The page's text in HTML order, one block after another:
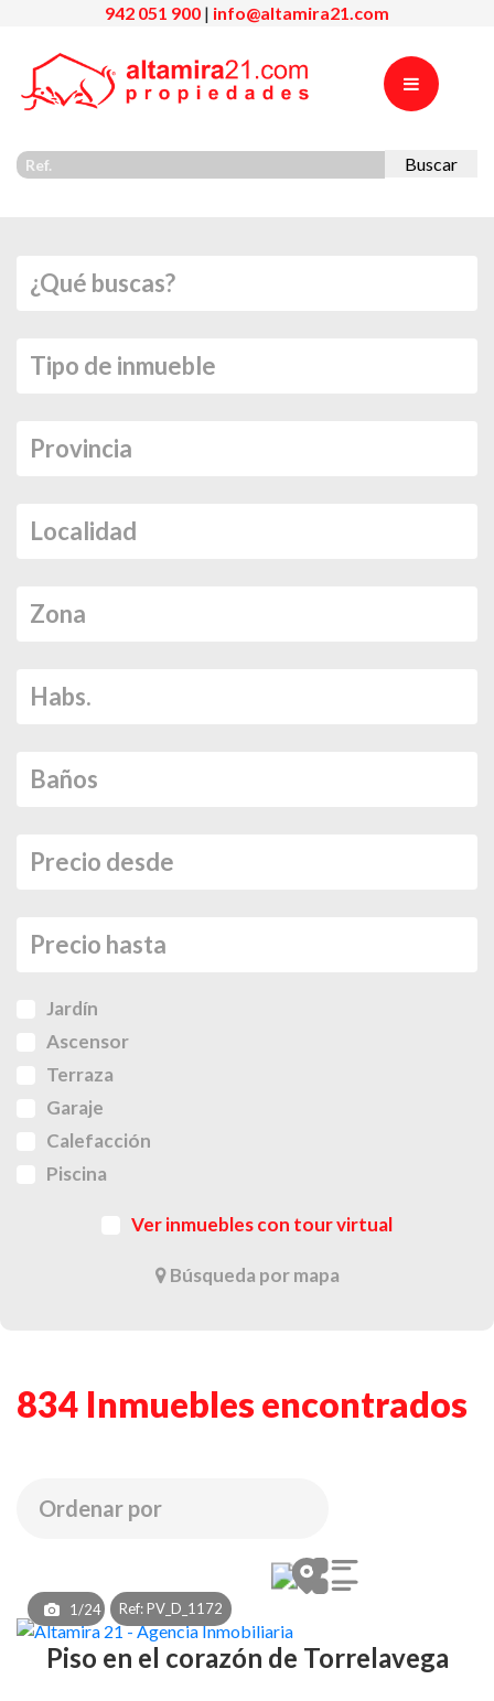
942 051 900 | info@altamira21.com
Buscar
Jardín
Ascensor
Terraza
Garaje
Calefacción
Piscina
Ver inmuebles con tour virtual
Búsqueda por mapa
834 Inmuebles encontrados
1/24 Ref: PV_D_1172
Piso en el corazón de Torrelavega